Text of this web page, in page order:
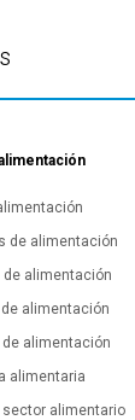
de alimentación
de alimentación
alimentación
alimentación
alimentaria
sector alimentario